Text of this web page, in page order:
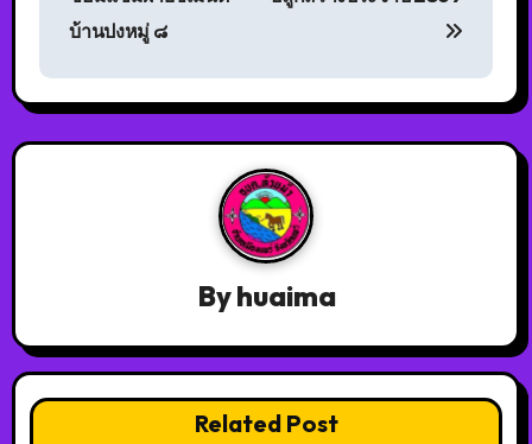
บ้านปงหมู่ ๘
Byhuaima
Related Post